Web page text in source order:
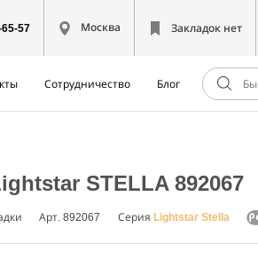
57 Москва Закладок нет
Сотрудничество Блог
STELLA 892067
Арт. 892067 Серия Lightstar Stella